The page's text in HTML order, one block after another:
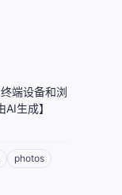
端设备和浏
生成】
photos